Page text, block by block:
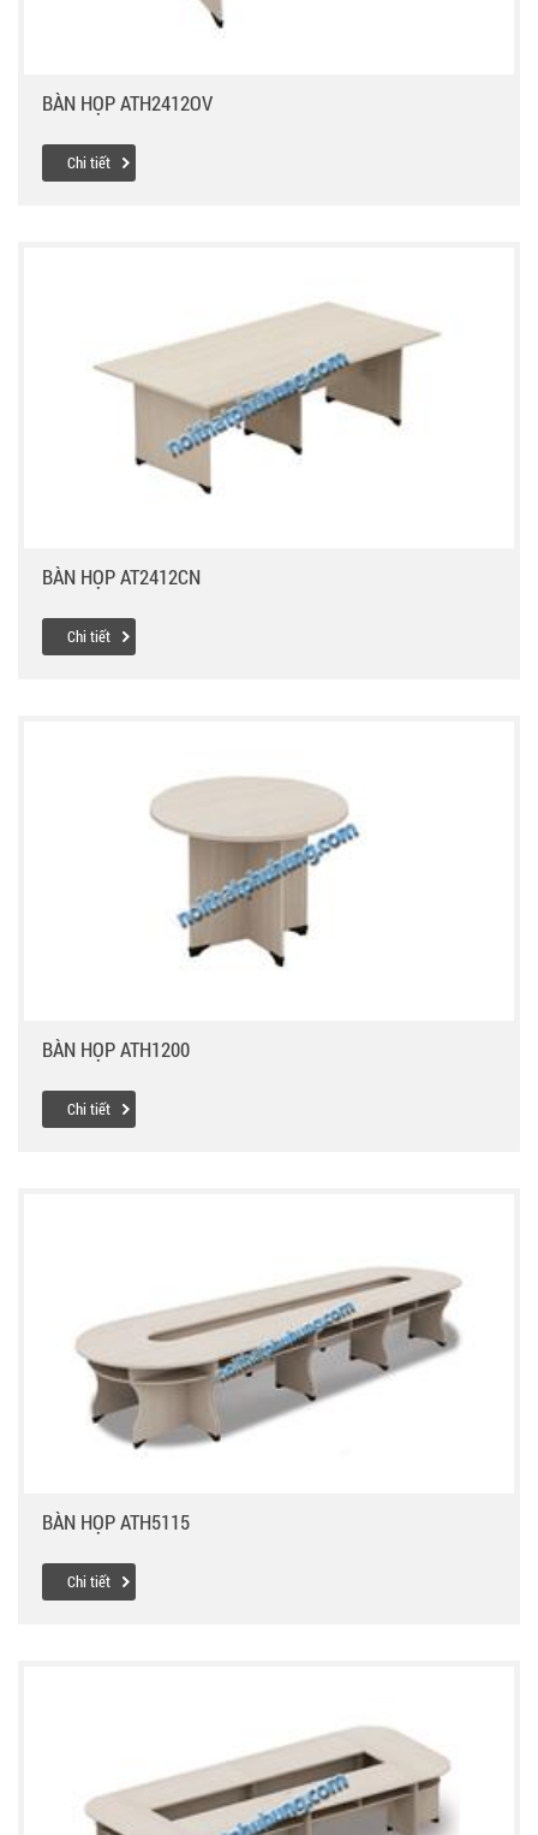
BÀN HỌP ATH2412OV
Chi tiết
BÀN HỌP AT2412CN
Chi tiết
BÀN HỌP ATH1200
Chi tiết
BÀN HỌP ATH5115
Chi tiết